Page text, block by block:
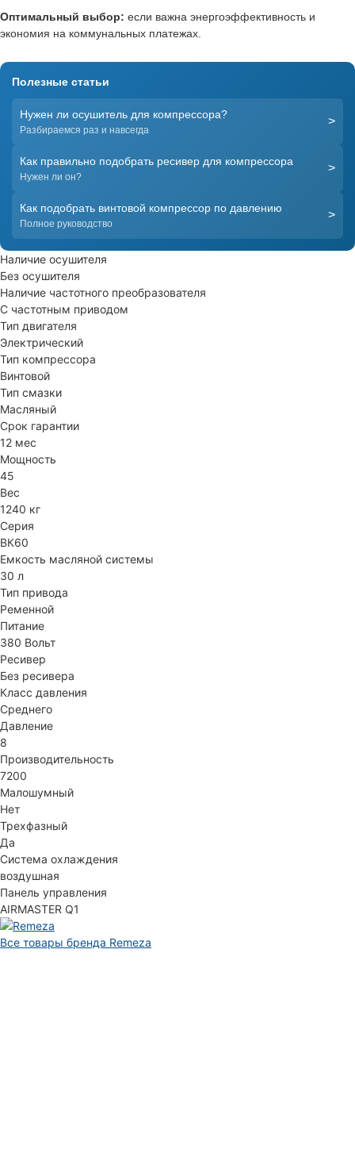
Оптимальный выбор: если важна энергоэффективность и
экономия на коммунальных платежах.
Полезные статьи
Нужен ли осушитель для компрессора?
Разбираемся раз и навсегда
>
Как правильно подобрать ресивер для компрессора
Нужен ли он?
>
Как подобрать винтовой компрессор по давлению
Полное руководство
>
Наличие осушителя
Без осушителя
Наличие частотного преобразователя
С частотным приводом
Тип двигателя
Электрический
Тип компрессора
Винтовой
Тип смазки
Масляный
Срок гарантии
12 мес
Мощность
45
Вес
1240 кг
Серия
ВК60
Емкость масляной системы
30 л
Тип привода
Ременной
Питание
380 Вольт
Ресивер
Без ресивера
Класс давления
Среднего
Давление
8
Производительность
7200
Малошумный
Нет
Трехфазный
Да
Система охлаждения
воздушная
Панель управления
AIRMASTER Q1
Все товары бренда Remeza